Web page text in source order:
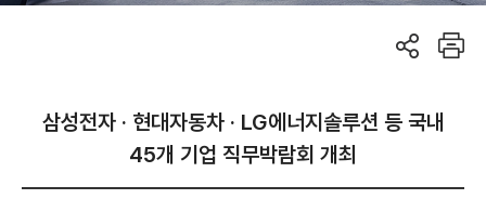
삼성전자 · 현대자동차 · LG에너지솔루션 등 국내
45개 기업 직무박람회 개최